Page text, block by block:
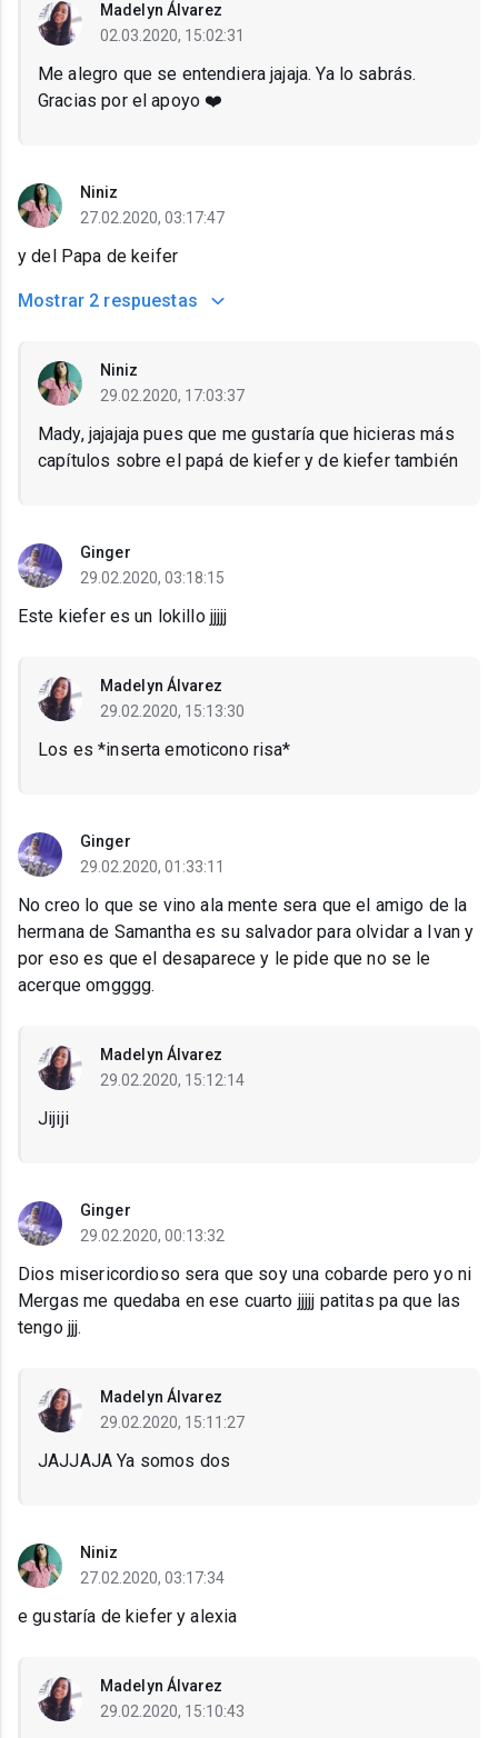
Madelyn Álvarez
02.03.2020, 15:02:31
Me alegro que se entendiera jajaja. Ya lo sabrás.
Gracias por el apoyo ❤️
Niniz
27.02.2020, 03:17:47
y del Papa de keifer
Mostrar 2 respuestas
Niniz
29.02.2020, 17:03:37
Mady, jajajaja pues que me gustaría que hicieras más
capítulos sobre el papá de kiefer y de kiefer también
Ginger
29.02.2020, 03:18:15
Este kiefer es un lokillo jjjjj
Madelyn Álvarez
29.02.2020, 15:13:30
Los es *inserta emoticono risa*
Ginger
29.02.2020, 01:33:11
No creo lo que se vino ala mente sera que el amigo de la
hermana de Samantha es su salvador para olvidar a Ivan y
por eso es que el desaparece y le pide que no se le
acerque omgggg.
Madelyn Álvarez
29.02.2020, 15:12:14
Jijiji
Ginger
29.02.2020, 00:13:32
Dios misericordioso sera que soy una cobarde pero yo ni
Mergas me quedaba en ese cuarto jjjjj patitas pa que las
tengo jjj.
Madelyn Álvarez
29.02.2020, 15:11:27
JAJJAJA Ya somos dos
Niniz
27.02.2020, 03:17:34
e gustaría de kiefer y alexia
Madelyn Álvarez
29.02.2020, 15:10:43